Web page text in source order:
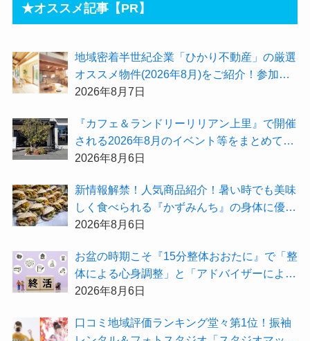
★オススメ記事【PR】
地域密着半世紀企業「ひかり不動産」の厳選
オススメ物件(2026年8月)をご紹介！参加費
無料『”木の家”新潟工場見学会』のご予約も
2026年8月7日
『カフェ＆ランドリーリリアン上里』で開催
される2026年8月のイベント等をまとめてご
紹介！
2026年8月6日
新情報解禁！人気商品紹介！暑い時でも美味
しく食べられる『かずみんち』の身体に優し
い天然酵母手作り減塩パンを召し上がれ♪
2026年8月6日
お盆の時期こそ『15分整体おおたに』で「整
体による心身調整」と「アドバイザーによる
身辺整理の準備」をしてみませんか？
2026年8月6日
⼝コミ地域評価ランキング堂々第1位！振袖